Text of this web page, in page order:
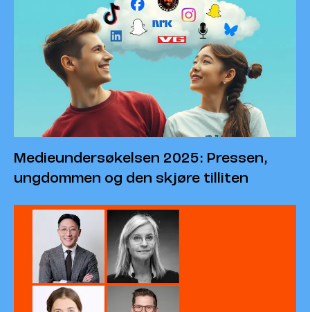
Medieundersøkelsen 2025: Pressen,
ungdommen og den skjøre tilliten